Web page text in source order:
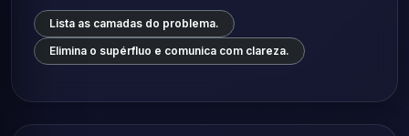
Lista as camadas do problema.
Elimina o supérfluo e comunica com clareza.